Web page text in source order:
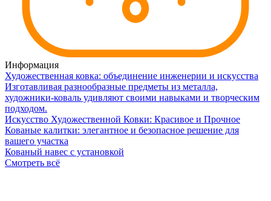
Информация
Художественная ковка: объединение инженерии и искусства
Изготавливая разнообразные предметы из металла,
художники-коваль удивляют своими навыками и творческим
подходом.
Искусство Художественной Ковки: Красивое и Прочное
Кованые калитки: элегантное и безопасное решение для
вашего участка
Кованый навес с установкой
Смотреть всё